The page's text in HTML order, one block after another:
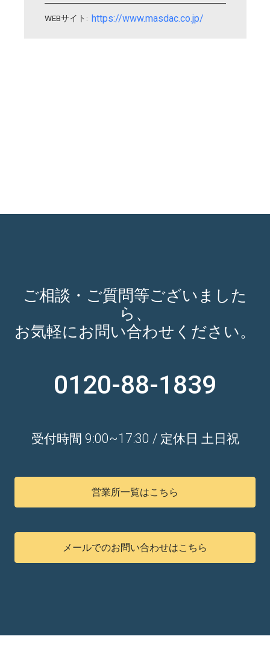
WEBサイト: https://www.masdac.co.jp/
ご相談・ご質問等ございました
ら、
お気軽にお問い合わせください。
0120-88-1839
受付時間 9:00~17:30 / 定休日 土日祝
営業所一覧はこちら
メールでのお問い合わせはこちら